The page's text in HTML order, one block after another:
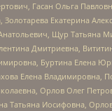
Гасан Ольга
Екатерина
Щур
Дмитриевна,
Буртина
Елена Владимировна,
Орлов Олег
Иосифовна,